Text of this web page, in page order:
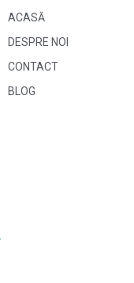
ACASĂ
DESPRE NOI
CONTACT
BLOG